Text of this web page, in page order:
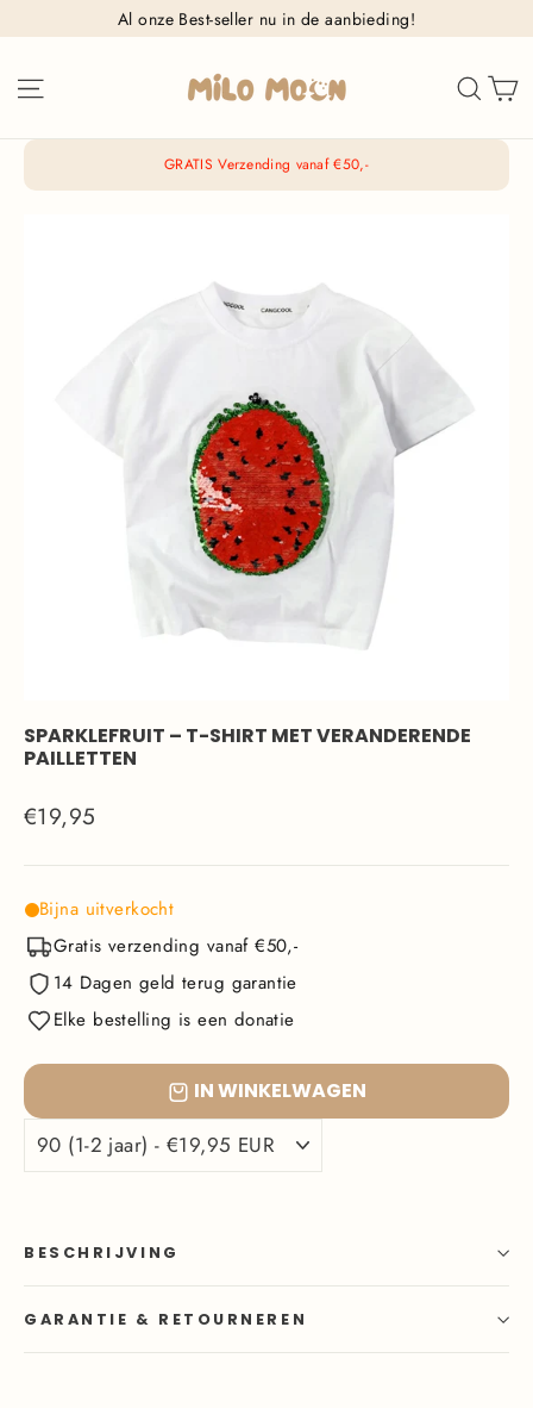
naar
inhoud
Al onze Best-seller nu in de aanbieding!
GRATIS Verzending vanaf €50,-
SPARKLEFRUIT – T-SHIRT MET VERANDERENDE
PAILLETTEN
Normale
€19,95
Bijna uitverkocht
Gratis verzending vanaf €50,-
14 Dagen geld terug garantie
Elke bestelling is een donatie
IN WINKELWAGEN
BESCHRIJVING
GARANTIE & RETOURNEREN